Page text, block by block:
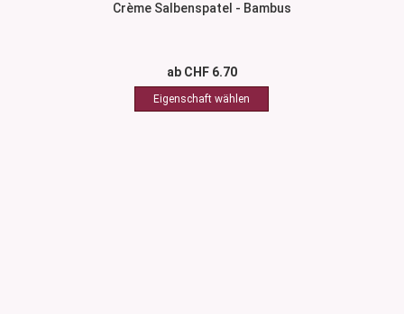
Crème Salbenspatel - Bambus
ab CHF 6.70